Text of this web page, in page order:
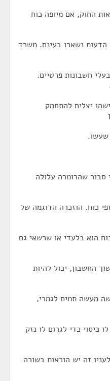
החוק, אם מיופה כוח
הדעות נשארו בעינם. משרד
חשבונות פרטיים.
יצליח להתחמק
שעשו.
סבור שהרומרה עלולה
כוח. הוזכרה הדוגמה של
הוא בלעדי או שרשאי גם
החשבון, יכול להיות
מעשה תמים לגמרי,
כדי לגרום לו נזק
זה יש הוראות בשורה